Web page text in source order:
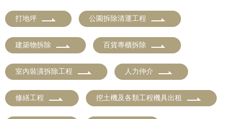
打地坪 公園拆除清運工程
建築物拆除 百貨專櫃拆除
室內裝潢拆除工程 人力仲介
修繕工程 挖土機及各類工程機具出租